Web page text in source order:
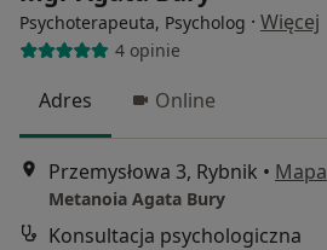
Psychoterapeuta, Psycholog · Więcej
4 opinie
Adres Online
Przemysłowa 3, Rybnik • Mapa
Metanoia Agata Bury
Konsultacja psychologiczna